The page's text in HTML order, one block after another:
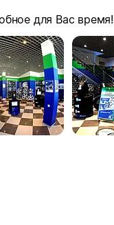
для Вас время!